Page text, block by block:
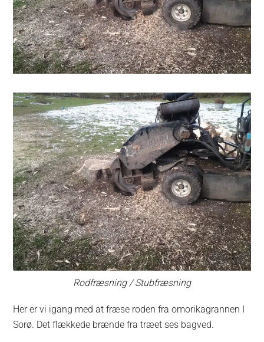
Rodfræsning / Stubfræsning
Her er vi igang med at fræse roden fra omorikagrannen I
Sorø. Det flækkede brænde fra træet ses bagved.